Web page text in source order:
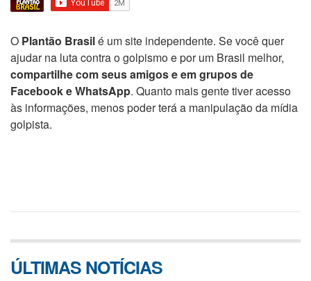
O Plantão Brasilé um site independente. Se você quer
ajudar na luta contra o golpismo e por um Brasil melhor,
compartilhe com seus amigos e em grupos de
Facebook e WhatsApp. Quanto mais gente tiver acesso
às informações, menos poder terá a manipulação da mídia
golpista.
ÚLTIMAS NOTÍCIAS